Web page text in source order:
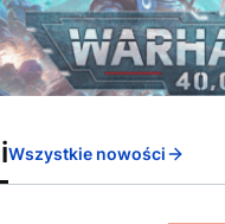
Wszystkie nowości